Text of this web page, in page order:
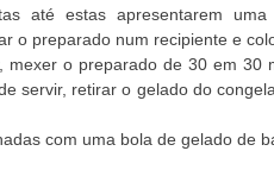
até estas apresentarem
o preparado num recipiente e
mexer o preparado de 30 em 30
servir, retirar o gelado do
com uma bola de gelado de